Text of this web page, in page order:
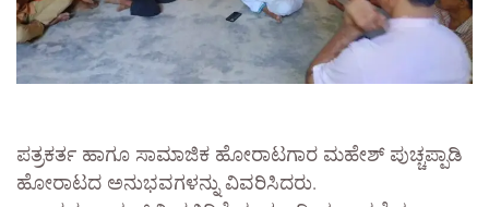
ಪತ್ರಕರ್ತ ಹಾಗೂ ಸಾಮಾಜಿಕ ಹೋರಾಟಗಾರ ಮಹೇಶ್ ಪುಚ್ಚಪ್ಪಾಡಿ
ಹೋರಾಟದ ಅನುಭವಗಳನ್ನು ವಿವರಿಸಿದರು.